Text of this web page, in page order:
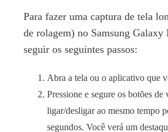
Para fazer uma captura de tela
de rolagem) no Samsung Galaxy
seguir os seguintes passos:
Abra a tela ou o aplicativo que
Pressione e segure os botões de
ligar/desligar ao mesmo tempo
segundos. Você verá um